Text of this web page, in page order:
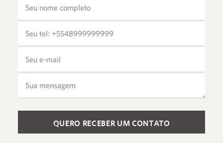
Please leave this field empty.